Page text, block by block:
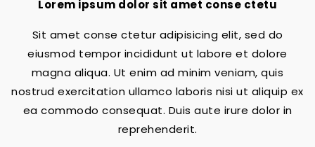
Lorem ipsum dolor sit amet conse ctetu
Sit amet conse ctetur adipisicing elit, sed do
eiusmod tempor incididunt ut labore et dolore
magna aliqua. Ut enim ad minim veniam, quis
nostrud exercitation ullamco laboris nisi ut aliquip ex
ea commodo consequat. Duis aute irure dolor in
reprehenderit.